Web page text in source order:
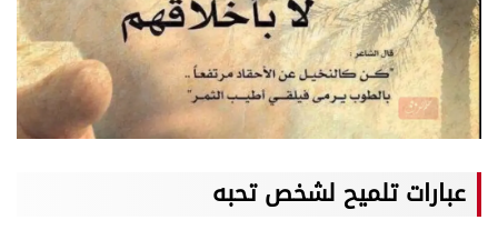
عبارات تلميح لشخص تحبه